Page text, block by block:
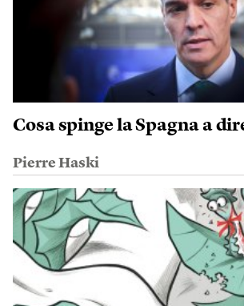
Cosa spinge la Spagna a
Pierre Haski